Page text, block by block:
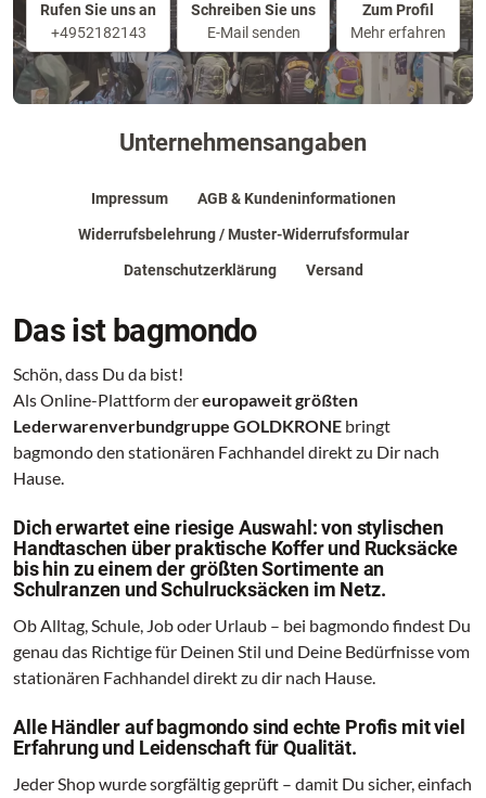
Rufen Sie uns an
+4952182143
Schreiben Sie uns
E-Mail senden
Zum Profil
Mehr erfahren
Unternehmensangaben
Impressum AGB & Kundeninformationen
Widerrufsbelehrung / Muster-Widerrufsformular
Datenschutzerklärung Versand
Das ist bagmondo
Schön, dass Du da bist!
Als Online-Plattform dereuropaweit größten
Lederwarenverbundgruppe GOLDKRONE bringt
bagmondo den stationären Fachhandel direkt zu Dir nach
Hause.
Dich erwartet eine riesige Auswahl: von stylischen
Handtaschen über praktische Koffer und Rucksäcke
bis hin zu einem der größten Sortimente an
Schulranzen und Schulrucksäcken im Netz.
Ob Alltag, Schule, Job oder Urlaub – bei bagmondo findest Du
genau das Richtige für Deinen Stil und Deine Bedürfnisse vom
stationären Fachhandel direkt zu dir nach Hause.
Alle Händler auf bagmondo sind echte Profis mit viel
Erfahrung und Leidenschaft für Qualität.
Jeder Shop wurde sorgfältig geprüft – damit Du sicher, einfach